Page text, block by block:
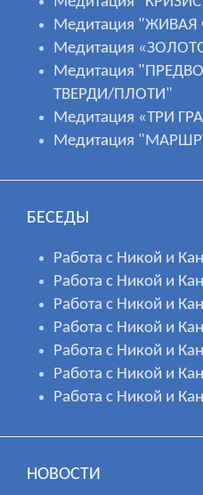
Медитация "ЖИВАЯ
Медитация
Медитация
ТВЕРДИ/ПЛОТИ"
Медитация «ТРИ
Медитация
БЕСЕДЫ
Работа с Никой и
Работа с Никой и
Работа с Никой и
Работа с Никой и
Работа с Никой и
Работа с Никой и
Работа с Никой и
НОВОСТИ